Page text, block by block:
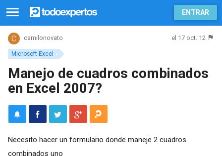
ENTRAR
Microsoft Excel
camilonovato el 17 oct. 12
Manejo de cuadros combinados
en Excel 2007?
Necesito hacer un formulario donde maneje 2 cuadros
combinados uno